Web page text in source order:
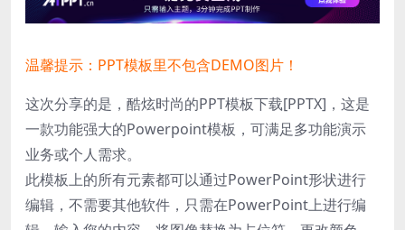
温馨提示：PPT模板里不包含DEMO图片！
这次分享的是，酷炫时尚的PPT模板下载[PPTX]，这是
一款功能强大的Powerpoint模板，可满足多功能演示
业务或个人需求。
此模板上的所有元素都可以通过PowerPoint形状进行
编辑，不需要其他软件，只需在PowerPoint上进行编